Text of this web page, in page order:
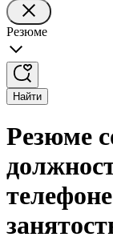
Резюме
Найти
Резюме